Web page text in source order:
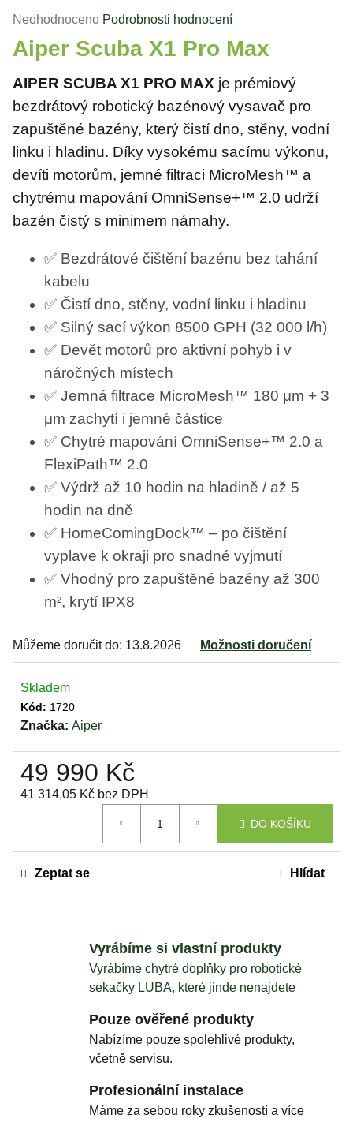
Průměrné
hodnocení
produktu
je
z
5
hvězdiček.
Neohodnoceno Podrobnosti hodnocení
Aiper Scuba X1 Pro Max
AIPER SCUBA X1 PRO MAX je prémiový
bezdrátový robotický bazénový vysavač pro
zapuštěné bazény, který čistí dno, stěny, vodní
linku i hladinu. Díky vysokému sacímu výkonu,
devíti motorům, jemné filtraci MicroMesh™ a
chytrému mapování OmniSense+™ 2.0 udrží
bazén čistý s minimem námahy.
✅ Bezdrátové čištění bazénu bez tahání
kabelu
✅ Čistí dno, stěny, vodní linku i hladinu
✅ Silný sací výkon 8500 GPH (32 000 l/h)
✅ Devět motorů pro aktivní pohyb i v
náročných místech
✅ Jemná filtrace MicroMesh™ 180 μm + 3
μm zachytí i jemné částice
✅ Chytré mapování OmniSense+™ 2.0 a
FlexiPath™ 2.0
✅ Výdrž až 10 hodin na hladině / až 5
hodin na dně
✅ HomeComingDock™ – po čištění
vyplave k okraji pro snadné vyjmutí
✅ Vhodný pro zapuštěné bazény až 300
m², krytí IPX8
Můžeme doručit do: 13.8.2026 Možnosti doručení
Skladem
Kód: 1720
Značka: Aiper
49 990 Kč
41 314,05 Kč bez DPH
DO KOŠÍKU
Zeptat se Hlídat
Vyrábíme si vlastní produkty
Vyrábíme chytré doplňky pro robotické
sekačky LUBA, které jinde nenajdete
Pouze ověřené produkty
Nabízíme pouze spolehlivé produkty,
včetně servisu.
Profesionální instalace
Máme za sebou roky zkušeností a více
í
t
?
HLEDAT
D
o
MAMMOTION
LUBA
AWD
LIDAR
DÁREK
HODNOTĚ
1699
Kč